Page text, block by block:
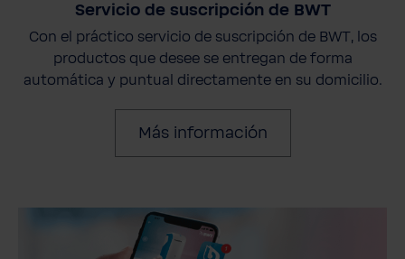
Servicio de suscripción de BWT
Con el práctico servicio de suscripción de BWT, los
productos que desee se entregan de forma
automática y puntual directamente en su domicilio.
Más información